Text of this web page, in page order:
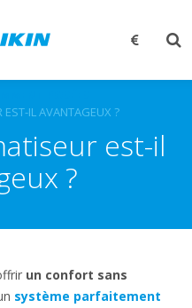
EST-IL AVANTAGEUX ?
est-il
?
un confort sans
système parfaitement